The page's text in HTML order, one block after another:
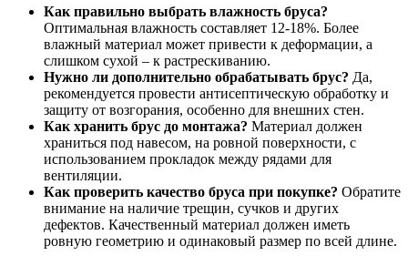
Как правильно выбрать влажность бруса?
Оптимальная влажность составляет 12-18%. Более
влажный материал может привести к деформации, а
слишком сухой – к растрескиванию.
Нужно ли дополнительно обрабатывать брус? Да,
рекомендуется провести антисептическую обработку и
защиту от возгорания, особенно для внешних стен.
Как хранить брус до монтажа? Материал должен
храниться под навесом, на ровной поверхности, с
использованием прокладок между рядами для
вентиляции.
Как проверить качество бруса при покупке? Обратите
внимание на наличие трещин, сучков и других
дефектов. Качественный материал должен иметь
ровную геометрию и одинаковый размер по всей длине.